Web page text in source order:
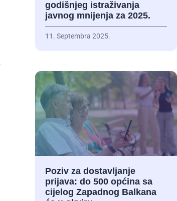
godišnjeg istraživanja
javnog mnijenja za 2025.
11. Septembra 2025.
Poziv za dostavljanje
prijava: do 500 općina sa
cijelog Zapadnog Balkana